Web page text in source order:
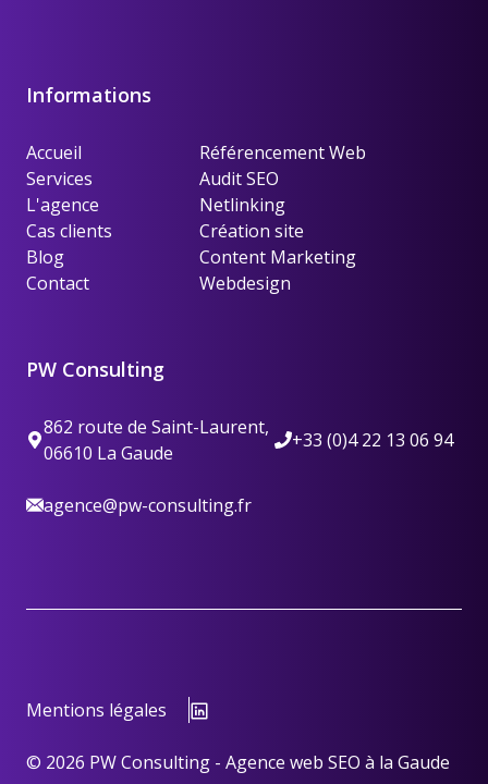
Informations
Accueil
Services
L'agence
Cas clients
Blog
Contact
Référencement Web
Audit SEO
Netlinking
Création site
Content Marketing
Webdesign
PW Consulting
862 route de Saint-Laurent,
06610 La Gaude
+33 (0)4 22 13 06 94
agence@pw-consulting.fr
© 2026 PW Consulting - Agence web SEO à la Gaude
Mentions légales